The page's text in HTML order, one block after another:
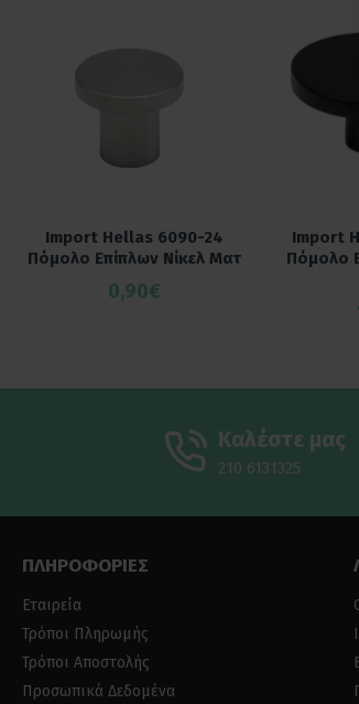
Import Hellas 6090-24
Πόμολο Επίπλων Νίκελ Ματ
0,90€
Import
Πόμολο
Καλέστε μας
210 6131325
ΠΛΗΡΟΦΟΡΙΕΣ
Εταιρεία
Τρόποι Πληρωμής
Τρόποι Αποστολής
Προσωπικά Δεδομένα